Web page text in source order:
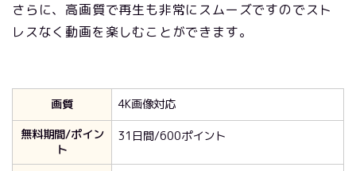
さらに、高画質で再生も非常にスムーズですのでスト
レスなく動画を楽しむことができます。
画質
4K画像対応
無料期間/ポイン
ト
31日間/600ポイント